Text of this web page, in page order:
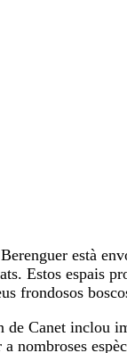
està
Estos espais
frondosos
de Canet inclou
nombroses